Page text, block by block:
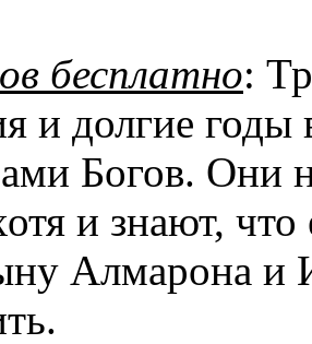
бесплатно:
и долгие годы
Богов. Они
и знают,
Алмарона и